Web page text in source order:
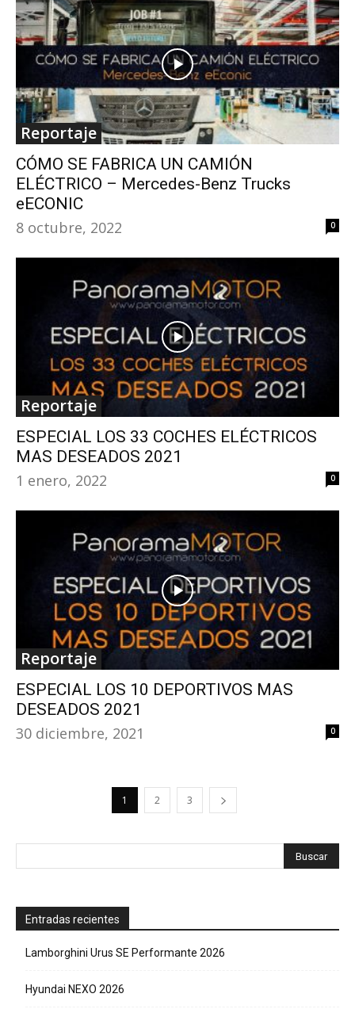
Reportaje
CÓMO SE FABRICA UN CAMIÓN
ELÉCTRICO – Mercedes-Benz Trucks
eECONIC
8 octubre, 2022
0
Reportaje
ESPECIAL LOS 33 COCHES ELÉCTRICOS
MAS DESEADOS 2021
1 enero, 2022
0
Reportaje
ESPECIAL LOS 10 DEPORTIVOS MAS
DESEADOS 2021
30 diciembre, 2021
0
1 2 3
Entradas recientes
Lamborghini Urus SE Performante 2026
Hyundai NEXO 2026